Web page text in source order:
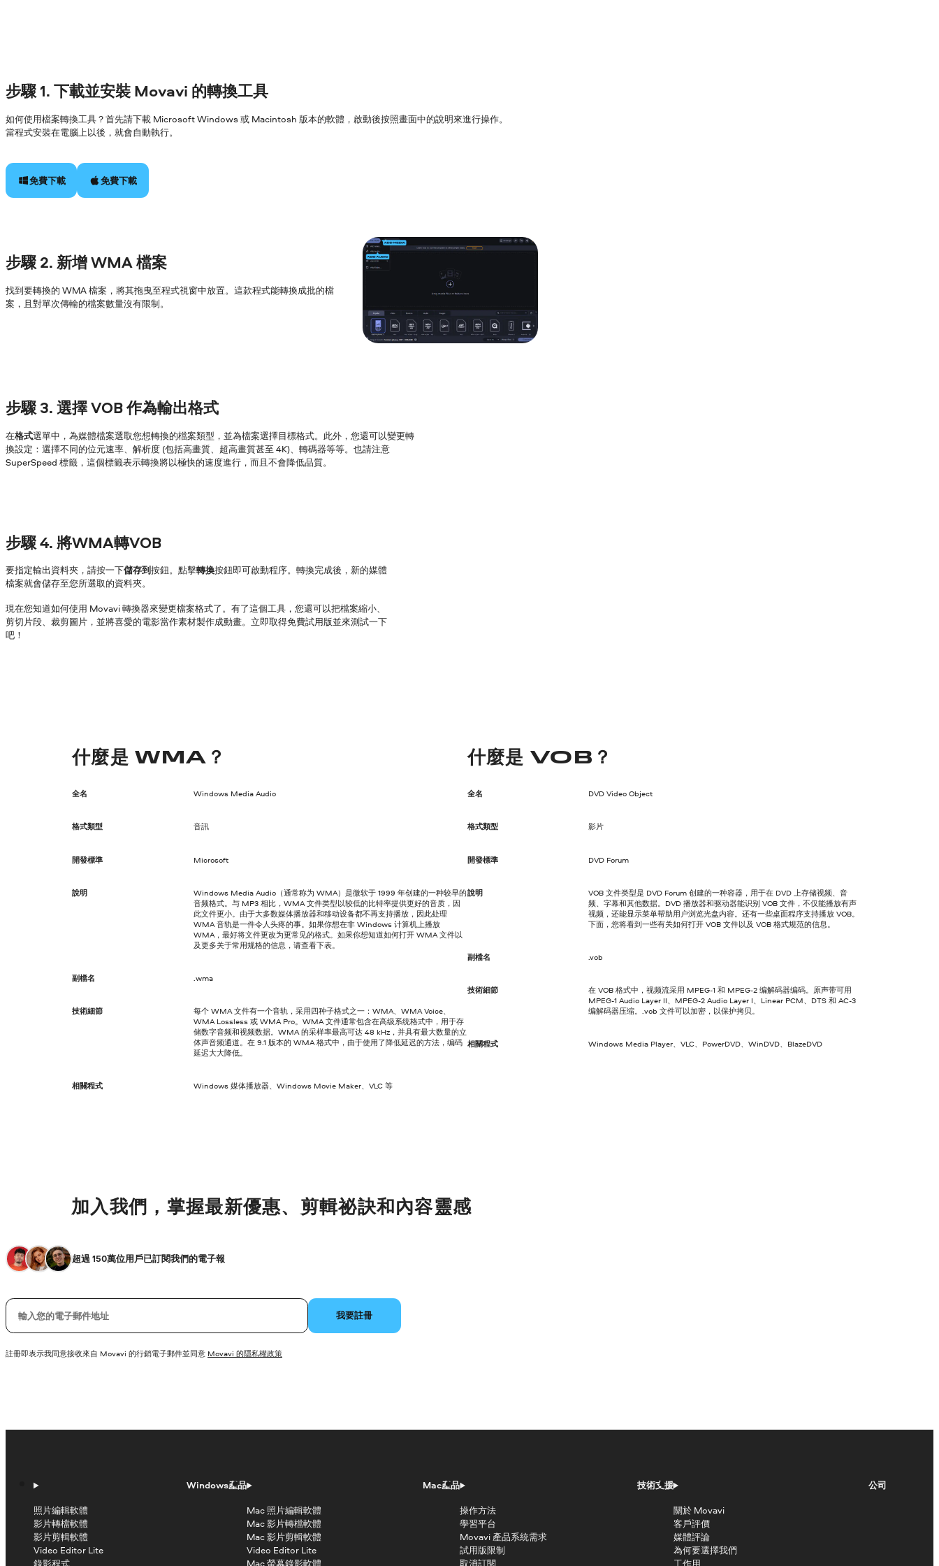
步驟 1. 下載並安裝 Movavi 的轉換工具
如何使用檔案轉換工具？首先請下載 Microsoft Windows 或 Macintosh 版本的軟體，啟動後按照畫面中的說明來進行操作。
當程式安裝在電腦上以後，就會自動執行。
免費下載 免費下載
步驟 2. 新增 WMA 檔案
找到要轉換的 WMA 檔案，將其拖曳至程式視窗中放置。這款程式能轉換成批的檔
案，且對單次傳輸的檔案數量沒有限制。
步驟 3. 選擇 VOB 作為輸出格式
在格式選單中，為媒體檔案選取您想轉換的檔案類型，並為檔案選擇目標格式。此外，您還可以變更轉
換設定：選擇不同的位元速率、解析度 (包括高畫質、超高畫質甚至 4K)、轉碼器等等。也請注意
SuperSpeed 標籤，這個標籤表示轉換將以極快的速度進行，而且不會降低品質。
步驟 4. 將WMA轉VOB
要指定輸出資料夾，請按一下儲存到按鈕。點擊轉換按鈕即可啟動程序。轉換完成後，新的媒體
檔案就會儲存至您所選取的資料夾。
現在您知道如何使用 Movavi 轉換器來變更檔案格式了。有了這個工具，您還可以把檔案縮小、
剪切片段、裁剪圖片，並將喜愛的電影當作素材製作成動畫。立即取得免費試用版並來測試一下
吧！
什麼是 WMA？
全名 Windows Media Audio
格式類型 音訊
開發標準 Microsoft
說明
Windows Media Audio（通常称为 WMA）是微软于 1999 年创建的一种较早的
音频格式。与 MP3 相比，WMA 文件类型以较低的比特率提供更好的音质，因
此文件更小。由于大多数媒体播放器和移动设备都不再支持播放，因此处理
WMA 音轨是一件令人头疼的事。如果你想在非 Windows 计算机上播放
WMA，最好将文件更改为更常见的格式。如果你想知道如何打开 WMA 文件以
及更多关于常用规格的信息，请查看下表。
副檔名 .wma
技術細節
每个 WMA 文件有一个音轨，采用四种子格式之一：WMA、WMA Voice、
WMA Lossless 或 WMA Pro。WMA 文件通常包含在高级系统格式中，用于存
储数字音频和视频数据。WMA 的采样率最高可达 48 kHz，并具有最大数量的立
体声音频通道。在 9.1 版本的 WMA 格式中，由于使用了降低延迟的方法，编码
延迟大大降低。
相關程式 Windows 媒体播放器、Windows Movie Maker、VLC 等
什麼是 VOB？
全名 DVD Video Object
格式類型 影片
開發標準 DVD Forum
說明
VOB 文件类型是 DVD Forum 创建的一种容器，用于在 DVD 上存储视频、音
频、字幕和其他数据。DVD 播放器和驱动器能识别 VOB 文件，不仅能播放有声
视频，还能显示菜单帮助用户浏览光盘内容。还有一些桌面程序支持播放 VOB。
下面，您将看到一些有关如何打开 VOB 文件以及 VOB 格式规范的信息。
副檔名 .vob
技術細節
在 VOB 格式中，视频流采用 MPEG-1 和 MPEG-2 编解码器编码。原声带可用
MPEG-1 Audio Layer II、MPEG-2 Audio Layer I、Linear PCM、DTS 和 AC-3
编解码器压缩。.vob 文件可以加密，以保护拷贝。
相關程式 Windows Media Player、VLC、PowerDVD、WinDVD、BlazeDVD
加入我們，掌握最新優惠、剪輯祕訣和內容靈感
超過 150萬位用戶已訂閱我們的電子報
您的電子郵件 我要註冊
註冊即表示我同意接收來自 Movavi 的行銷電子郵件並同意 Movavi 的隱私權政策
Windows產品
照片編輯軟體
影片轉檔軟體
影片剪輯軟體
Video Editor Lite
錄影程式
Mac產品
Mac 照片編輯軟體
Mac 影片轉檔軟體
Mac 影片剪輯軟體
Video Editor Lite
Mac 螢幕錄影軟體
技術支援
操作方法
學習平台
Movavi 產品系統需求
試用版限制
取消訂閱
公司
關於 Movavi
客戶評價
媒體評論
為何要選擇我們
工作用